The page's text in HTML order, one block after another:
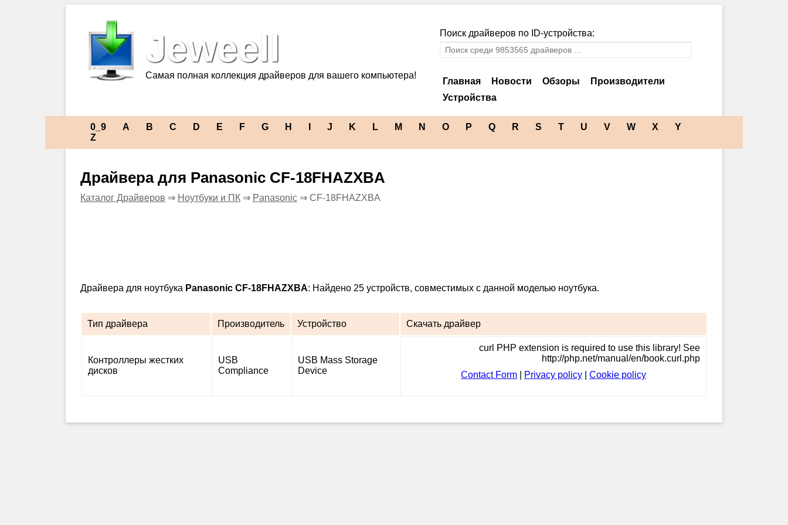
Jeweell
Самая полная коллекция драйверов для вашего компьютера!
Поиск драйверов по ID-устройства:
Главная Новости Обзоры
Производители
Устройства
0_9 A B C D E F G H J K L M N O P Q R S T U V W X
Y
Z
Драйвера для Panasonic CF-18FHAZXBA
Каталог Драйверов ⇒ Ноутбуки и ПК ⇒ Panasonic ⇒ CF-18FHAZXBA
Драйвера для ноутбука Panasonic CF-18FHAZXBA: Найдено 25 устройств, совместимых с данной моделью ноутбука.
Тип драйвера Производитель Устройство Скачать драйвер
Контроллеры жестких
дисков
USB
Compliance
USB Mass Storage
Device
curl PHP extension is required to use this library! See
http://php.net/manual/en/book.curl.php
Contact Form
Privacy policy Cookie policy